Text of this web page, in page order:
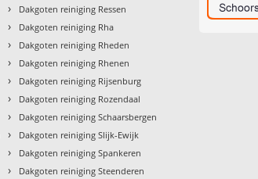
› Dakgoten reiniging Ressen
› Dakgoten reiniging Rha
› Dakgoten reiniging Rheden
› Dakgoten reiniging Rhenen
› Dakgoten reiniging Rijsenburg
› Dakgoten reiniging Rozendaal
› Dakgoten reiniging Schaarsbergen
› Dakgoten reiniging Slijk-Ewijk
› Dakgoten reiniging Spankeren
› Dakgoten reiniging Steenderen